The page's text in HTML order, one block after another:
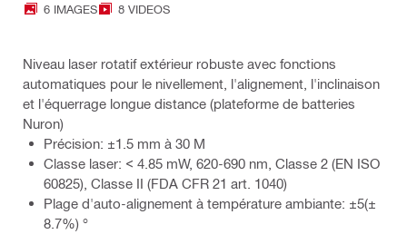
6 IMAGES 8 VIDEOS
Niveau laser rotatif extérieur robuste avec fonctions
automatiques pour le nivellement, l'alignement, l'inclinaison
et l'équerrage longue distance (plateforme de batteries
Nuron)
Précision: ±1.5 mm à 30 M
Classe laser: < 4.85 mW, 620-690 nm, Classe 2 (EN ISO
60825), Classe II (FDA CFR 21 art. 1040)
Plage d'auto-alignement à température ambiante: ±5(±
8.7%) °